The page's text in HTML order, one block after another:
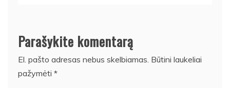
Parašykite komentarą
El. pašto adresas nebus skelbiamas. Būtini laukeliai
pažymėti *